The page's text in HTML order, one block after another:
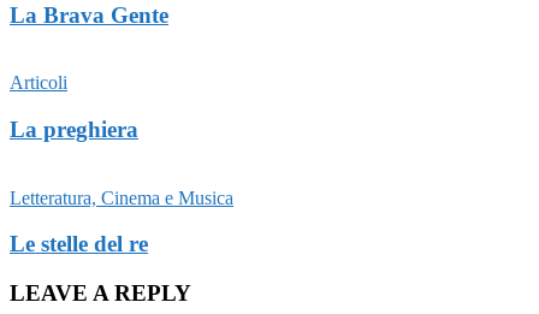
La Brava Gente
Articoli
La preghiera
Letteratura, Cinema e Musica
Le stelle del re
LEAVE A REPLY